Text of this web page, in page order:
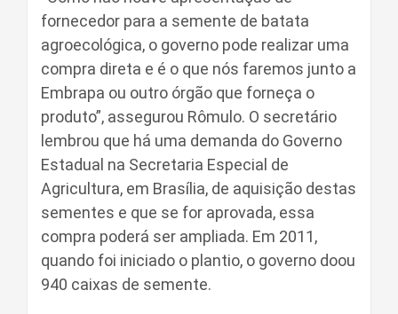
fornecedor para a semente de batata
agroecológica, o governo pode realizar uma
compra direta e é o que nós faremos junto a
Embrapa ou outro órgão que forneça o
produto”, assegurou Rômulo. O secretário
lembrou que há uma demanda do Governo
Estadual na Secretaria Especial de
Agricultura, em Brasília, de aquisição destas
sementes e que se for aprovada, essa
compra poderá ser ampliada. Em 2011,
quando foi iniciado o plantio, o governo doou
940 caixas de semente.